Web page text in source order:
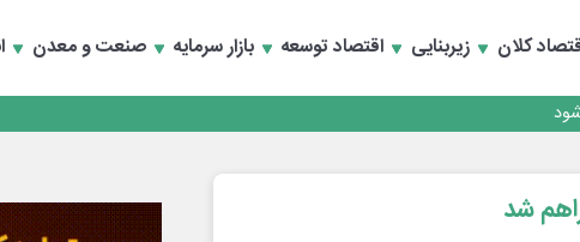
کلان زیربنایی اقتصاد توسعه بازار سرمایه صنعت و معدن
توسط شهرداری منطقه یک
در مسیر توسعه تجارت و همگرایی منطقه‌ای
توسط شهرداری منطقه یک
در مسیر توسعه تجارت و همگرایی منطقه‌ای
شد